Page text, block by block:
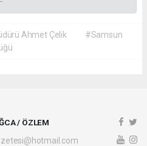
Ahmet Çelik
#Samsun
/ ÖZLEM